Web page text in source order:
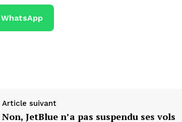
Article suivant
Non, JetBlue n’a pas suspendu ses vols